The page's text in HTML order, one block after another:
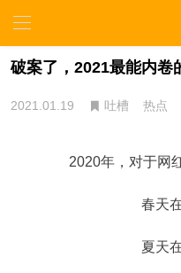
破案了，2021最能内卷
2021.01.19 吐槽 热点
2020年，对于网
春天
夏天